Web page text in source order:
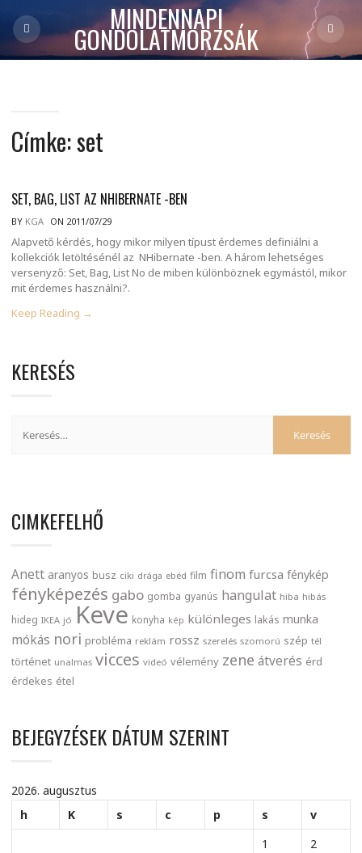
MINDENNAPI
GONDOLATMORZSÁK
Címke:set
SET, BAG, LIST AZ NHIBERNATE -BEN
BY KGA ON 2011/07/29
Alapvető kérdés, hogy mikor milyen típust érdemes definiálni a
kollekciók letöltésénél az NHibernate -ben. A három lehetséges
versenyző: Set, Bag, List No de miben különböznek egymástól, mikor
mit érdemes használni?.
Keep Reading →
KERESÉS
CIMKEFELHŐ
Anett aranyos busz ciki drága ebéd film finom furcsa fénykép
fényképezés gabo gomba gyanús hangulat hiba hibás
hideg IKEA jó Keve konyha kép különleges lakás munka
mókás nori probléma reklám rossz szerelés szomorú szép tél
történet unalmas vicces videó vélemény zene átverés érd
érdekes étel
BEJEGYZÉSEK DÁTUM SZERINT
2026. augusztus
h
K s c p s
v
1
2